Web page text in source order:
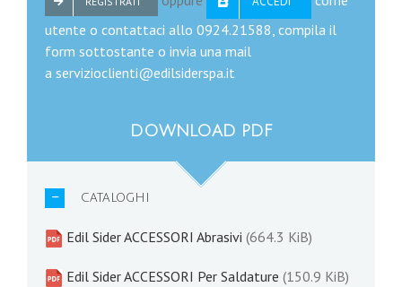
utente o contattaci allo 0924.21588, compila il
form sottostante o invia una mail
a servizioclienti@edilsiderspa.it
DOWNLOAD PDF
CATALOGHI
Edil Sider ACCESSORI Abrasivi (664.3 KiB)
Edil Sider ACCESSORI Per Saldature (150.9 KiB)